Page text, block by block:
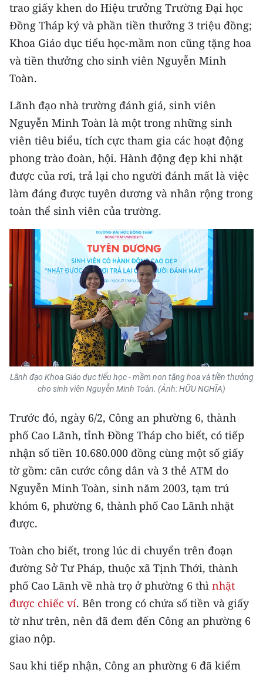
CHƯƠNG TRÌNH OCOP - MỖI XÃ
MỘT SẢN PHẨM
RADIO
MEDIA CENTER
E-Magazine
Video
Media Chính trị
Media Kinh tế
Media Văn hóa
Media Xã hội
Media Pháp luật
Media Du lịch
Media Thế giới
Media Thể thao
Media Giáo dục
Media Y tế
Media Khoa học - Công nghệ
Media Môi trường
Ảnh
Infographic
TIN MỚI
TIN ĐỊA PHƯƠNG
Trung du và miền núi phía Bắc
Đồng bằng sông Hồng
Bắc Trung Bộ
trao giấy khen do Hiệu trưởng Trường Đại học
Đồng Tháp ký và phần tiền thưởng 3 triệu đồng;
Khoa Giáo dục tiểu học-mầm non cũng tặng hoa
và tiền thưởng cho sinh viên Nguyễn Minh
Toàn.
Lãnh đạo nhà trường đánh giá, sinh viên
Nguyễn Minh Toàn là một trong những sinh
viên tiêu biểu, tích cực tham gia các hoạt động
phong trào đoàn, hội. Hành động đẹp khi nhặt
được của rơi, trả lại cho người đánh mất là việc
làm đáng được tuyên dương và nhân rộng trong
toàn thể sinh viên của trường.
Lãnh đạo Khoa Giáo dục tiểu học - mầm non tặng hoa và tiền thưởng
cho sinh viên Nguyễn Minh Toàn. (Ảnh: HỮU NGHĨA)
Trước đó, ngày 6/2, Công an phường 6, thành
phố Cao Lãnh, tỉnh Đồng Tháp cho biết, có tiếp
nhận số tiền 10.680.000 đồng cùng một số giấy
tờ gồm: căn cước công dân và 3 thẻ ATM do
Nguyễn Minh Toàn, sinh năm 2003, tạm trú
khóm 6, phường 6, thành phố Cao Lãnh nhặt
được.
Toàn cho biết, trong lúc di chuyển trên đoạn
đường Sở Tư Pháp, thuộc xã Tịnh Thới, thành
phố Cao Lãnh về nhà trọ ở phường 6 thì nhặt
được chiếc ví. Bên trong có chứa số tiền và giấy
tờ như trên, nên đã đem đến Công an phường 6
giao nộp.
Sau khi tiếp nhận, Công an phường 6 đã kiểm